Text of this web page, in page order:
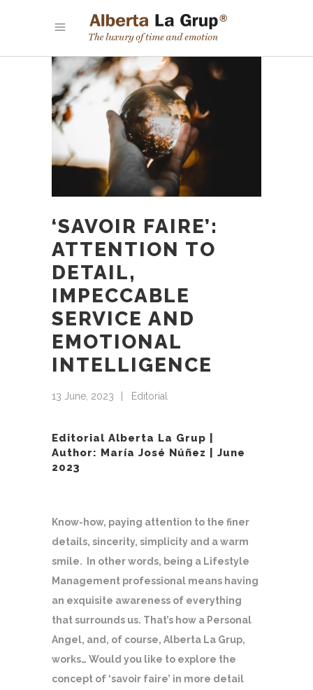
‘SAVOIR FAIRE’:
ATTENTION TO
DETAIL,
IMPECCABLE
SERVICE AND
EMOTIONAL
INTELLIGENCE
13 June, 2023 Editorial
Editorial Alberta La Grup |
Author: María José Núñez
| June
2023
Know-how, paying attention to the finer
details, sincerity, simplicity and a warm
smile. In other words, being a Lifestyle
Management professional means having
an exquisite awareness of everything
that surrounds us. That’s how a Personal
Angel, and, of course, Alberta La Grup,
works… Would you like to explore the
concept of ‘savoir faire’ in more detail